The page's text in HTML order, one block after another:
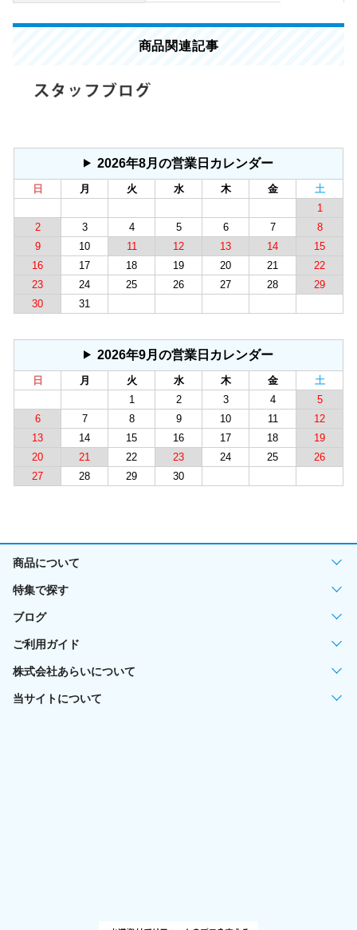
商品関連記事
2026年8月の営業日カレンダー
日 月 火 水 木 金
土
1
2
3 4 5 6 7
8
9
10 11 12 13 14
15
16
17 18 19 20 21
22
23
24 25 26 27 28
29
30
31
2026年9月の営業日カレンダー
日 月 火 水 木 金
土
1
2 3 4
5
6
7 8 9 10 11
12
13
14 15 16 17 18
19
20
21 22 23 24 25
26
27
28 29 30
商品について
特集で探す
ブログ
ご利用ガイド
株式会社あらいについて
当サイトについて